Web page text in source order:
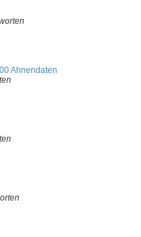
Ahnendaten